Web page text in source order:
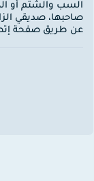
والشتم أو
صديقي الزائر
طريق صفحة إتصل